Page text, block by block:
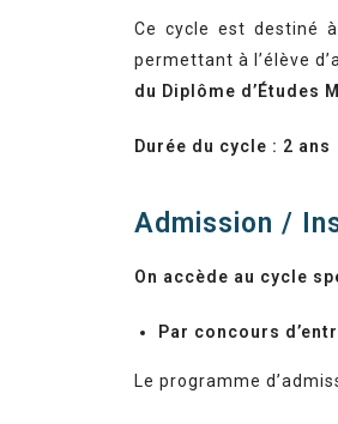
Ce cycle est destiné
permettant à l’élève
du Diplôme d’Études
Durée du cycle : 2 ans
Admission /
On accède au cycle
Par concours
Le programme